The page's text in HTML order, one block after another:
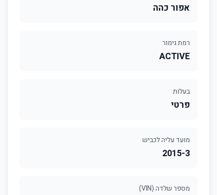
אפור כהה
רמת גימור
ACTIVE
בעלות
פרטי
מועד עליה לכביש
2015-3
מספר שלדה (VIN)